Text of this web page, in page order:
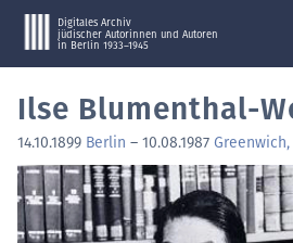
Digitales Archiv
jüdischer Autorinnen und Autoren
in Berlin 1933–1945
Ilse Blumenthal-
14.10.1899 Berlin – 10.08.1987